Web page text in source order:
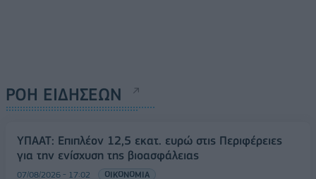
ΡΟΗ ΕΙΔΗΣΕΩΝ
ΥΠΑΑΤ: Επιπλέον 12,5 εκατ. ευρώ στις Περιφέρειες
για την ενίσχυση της βιοασφάλειας
07/08/2026 - 17:02 ΟΙΚΟΝΟΜΙΑ